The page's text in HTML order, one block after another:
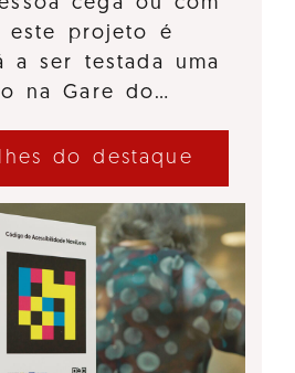
este projeto é
a ser testada uma
na Gare do…
do destaque